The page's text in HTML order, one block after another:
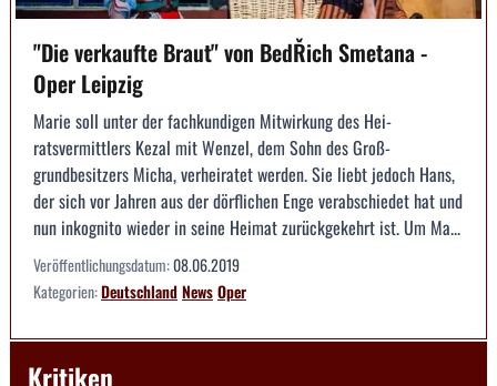
"Die verkaufte Braut" von BedŘich Smetana -
Oper Leipzig
Marie soll unter der fachkundigen Mitwirkung des Hei­
ratsvermittlers Kezal mit Wenzel, dem Sohn des Groß­
grundbesitzers Micha, verheiratet werden. Sie liebt ­jedoch Hans,
der sich vor Jahren aus der dörfli­chen Enge verabschiedet hat und
nun inkognito ­wieder in seine Heimat zurückgekehrt ist. Um Ma...
Veröffentlichungsdatum:08.06.2019
Kategorien:DeutschlandNewsOper
Kritiken